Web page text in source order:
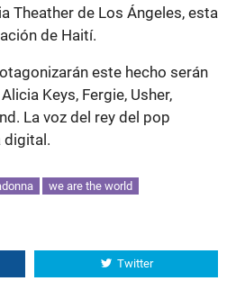
Theather de Los Ángeles, esta
de Haití.
este hecho serán
Keys, Fergie, Usher,
La voz del rey del pop
digital.
we are the world
Twitter